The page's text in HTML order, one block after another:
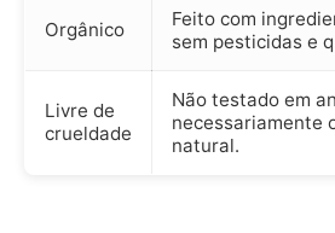
Orgânico
Feito com
sem pesticidas e
Livre de
crueldade
Não testado em
necessariamente
natural.